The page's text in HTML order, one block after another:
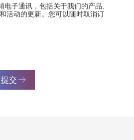
电子通讯，包括关于我们的产品、
活动的更新。您可以随时取消订
提交